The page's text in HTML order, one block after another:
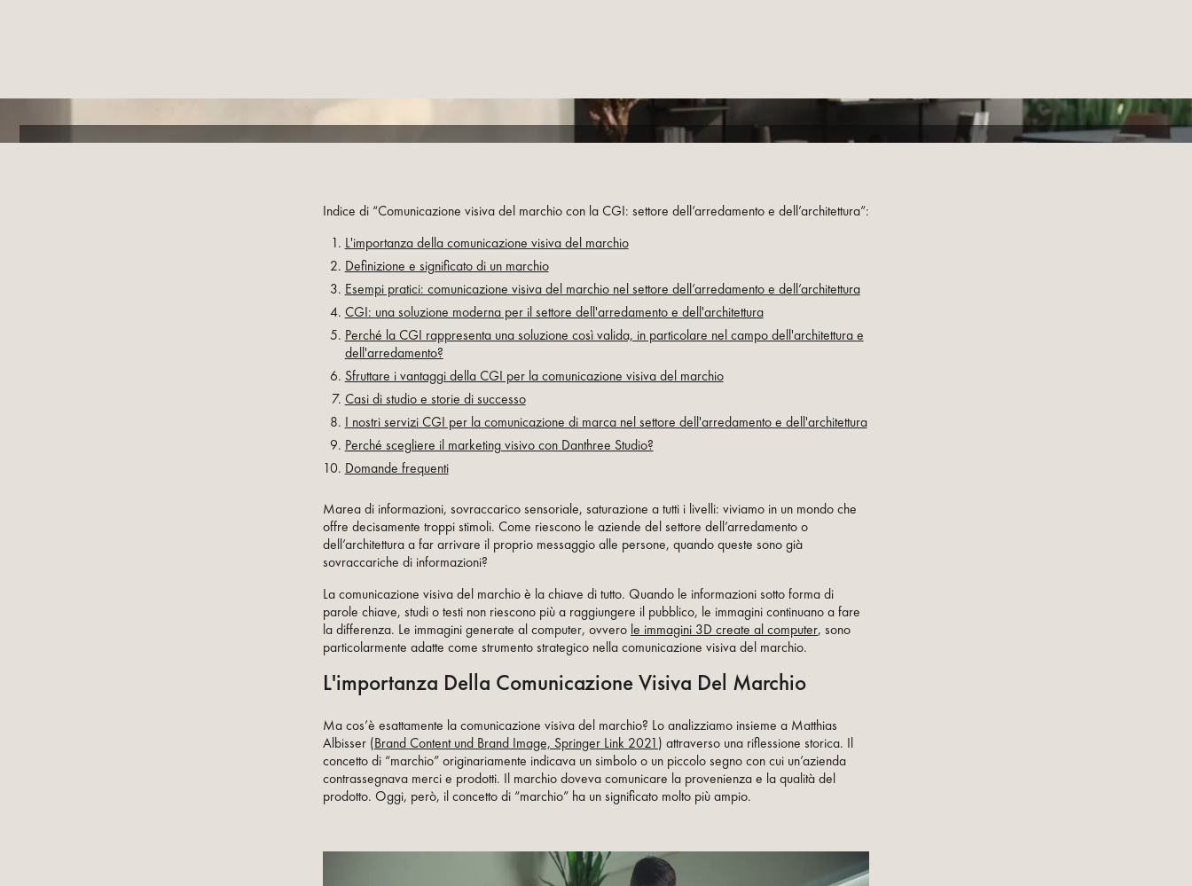
Indice di “Comunicazione visiva del marchio con la CGI: settore dell’arredamento e dell’architettura”:
L'importanza della comunicazione visiva del marchio
Definizione e significato di un marchio
Esempi pratici: comunicazione visiva del marchio nel settore dell’arredamento e dell’architettura
CGI: una soluzione moderna per il settore dell'arredamento e dell'architettura
Perché la CGI rappresenta una soluzione così valida, in particolare nel campo dell'architettura e
dell'arredamento?
Sfruttare i vantaggi della CGI per la comunicazione visiva del marchio
Casi di studio e storie di successo
I nostri servizi CGI per la comunicazione di marca nel settore dell'arredamento e dell'architettura
Perché scegliere il marketing visivo con Danthree Studio?
Domande frequenti
Marea di informazioni, sovraccarico sensoriale, saturazione a tutti i livelli: viviamo in un mondo che
offre decisamente troppi stimoli. Come riescono le aziende del settore dell’arredamento o
dell’architettura a far arrivare il proprio messaggio alle persone, quando queste sono già
sovraccariche di informazioni?
La comunicazione visiva del marchio è la chiave di tutto. Quando le informazioni sotto forma di
parole chiave, studi o testi non riescono più a raggiungere il pubblico, le immagini continuano a fare
la differenza. Le immagini generate al computer, ovvero le immagini 3D create al computer, sono
particolarmente adatte come strumento strategico nella comunicazione visiva del marchio.
L'importanza Della Comunicazione Visiva Del Marchio
Ma cos’è esattamente la comunicazione visiva del marchio? Lo analizziamo insieme a Matthias
Albisser (Brand Content und Brand Image, Springer Link 2021 ) attraverso una riflessione storica. Il
concetto di “marchio” originariamente indicava un simbolo o un piccolo segno con cui un’azienda
contrassegnava merci e prodotti. Il marchio doveva comunicare la provenienza e la qualità del
prodotto. Oggi, però, il concetto di “marchio” ha un significato molto più ampio.